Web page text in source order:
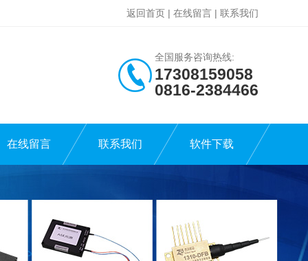
返回首页 | 在线留言 | 联系我们
全国服务咨询热线:
17308159058
0816-2384466
在线留言 联系我们 软件下载